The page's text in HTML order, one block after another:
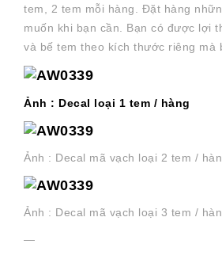
tem, 2 tem mỗi hàng. Đặt hàng
muốn khi bạn cần. Bạn có được lợi
và bế tem theo kích thước riêng mà
Ảnh : Decal loại 1 tem / hàng
Ảnh : Decal mã vạch loại 2 tem /
Ảnh : Decal mã vạch loại 3 tem /
—